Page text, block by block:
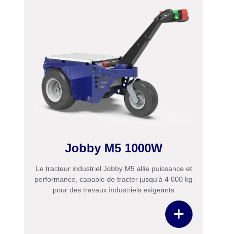
Jobby M5 1000W
Le tracteur industriel Jobby M5 allie puissance et
performance, capable de tracter jusqu’à 4 000 kg
pour des travaux industriels exigeants